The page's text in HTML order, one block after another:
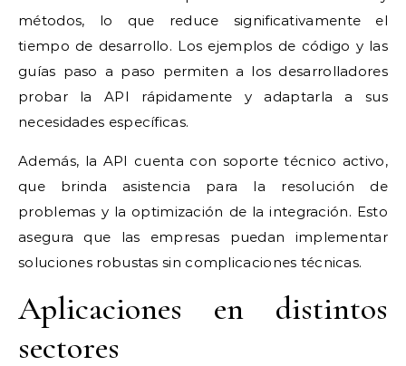
métodos, lo que reduce significativamente el
tiempo de desarrollo. Los ejemplos de código y las
guías paso a paso permiten a los desarrolladores
probar la API rápidamente y adaptarla a sus
necesidades específicas.
Además, la API cuenta con soporte técnico activo,
que brinda asistencia para la resolución de
problemas y la optimización de la integración. Esto
asegura que las empresas puedan implementar
soluciones robustas sin complicaciones técnicas.
Aplicaciones en distintos
sectores